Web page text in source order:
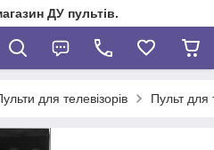
ДУ пультів.
для телевізорів Пульт для